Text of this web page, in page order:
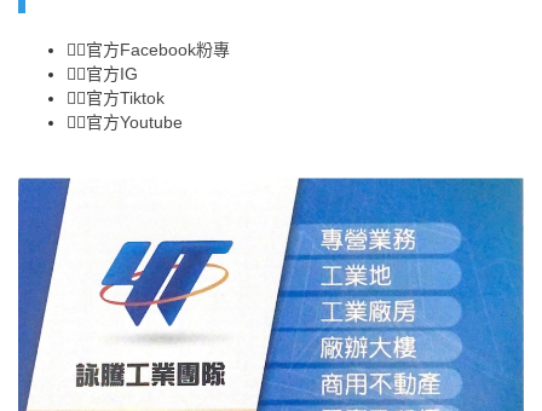
👉🏻官方Facebook粉專
👉🏻官方IG
👉🏻官方Tiktok
👉🏻官方Youtube